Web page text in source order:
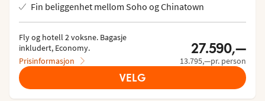
Fin beliggenhet mellom Soho og Chinatown
Fly og hotell 2 voksne. Bagasje
inkludert, Economy.
Prisinformasjon
27.590,—
13.795,—pr. person
VELG